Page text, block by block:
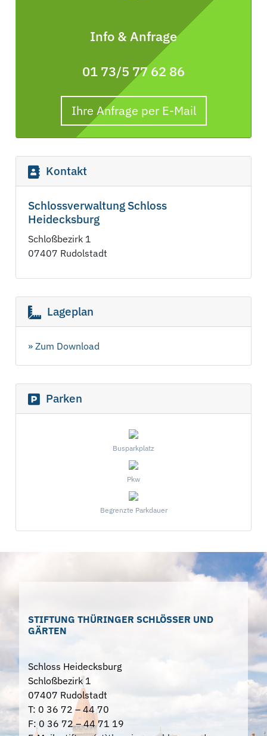
Info & Anfrage
01 73/5 77 62 86
Ihre Anfrage per E-Mail
Kontakt
Schlossverwaltung Schloss
Heidecksburg
Schloßbezirk 1
07407 Rudolstadt
Lageplan
» Zum Download
Parken
Busparkplatz
Pkw
Begrenzte Parkdauer
STIFTUNG THÜRINGER SCHLÖSSER UND
GÄRTEN
Schloss Heidecksburg
Schloßbezirk 1
07407 Rudolstadt
T: 0 36 72 – 44 70
F: 0 36 72 – 44 71 19